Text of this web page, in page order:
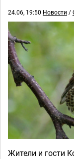
24.06, 19:50 Новости /
Жители и гости